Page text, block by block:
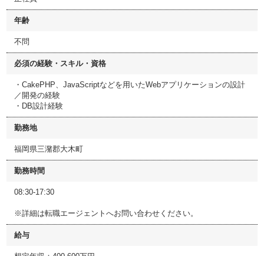
年齢
不問
必須の経験・スキル・資格
・CakePHP、JavaScriptなどを用いたWebアプリケーションの設計
／開発の経験
・DB設計経験
勤務地
福岡県三潴郡大木町
勤務時間
08:30-17:30
※詳細は転職エージェントへお問い合わせください。
給与